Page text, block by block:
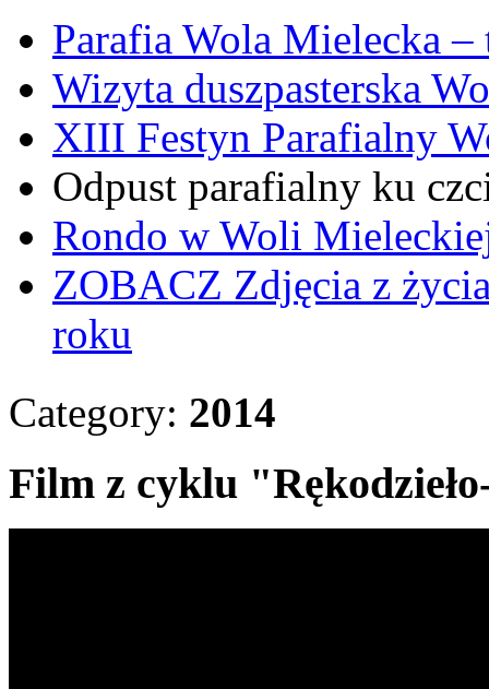
Parafia Wola Mielecka
Wizyta duszpasterska
XIII Festyn Parafialny
Odpust parafialny ku
Rondo w Woli
ZOBACZ Zdjęcia z
roku
Category: 2014
Film z cyklu